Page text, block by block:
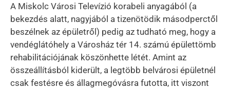
A Miskolc Városi Televízió korabeli anyagából (a
bekezdés alatt, nagyjából a tizenötödik másodperctől
beszélnek az épületről) pedig az tudható meg, hogy a
vendéglátóhely a Városház tér 14. számú épülettömb
rehabilitációjának köszönhette létét. Amint az
összeállításból kiderült, a legtöbb belvárosi épületnél
csak festésre és állagmegóvásra futotta, itt viszont